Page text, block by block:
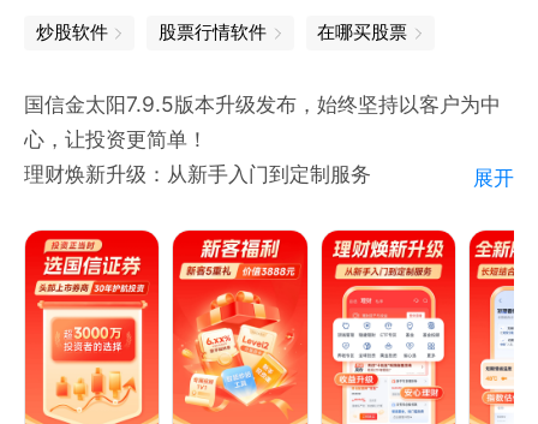
【√】炒股神器权益包：超级Level-2+神奇九转+短线
【√】7*24小时转账特权：休市也能灵活转账
【联系我们】
-企业微信：平安证券
-公众号：平安证券
-抖音号：pinganzhengquan
-客服电话：95511-8-9-1人工服务时间为交易日
9:00-18:00
炒股软件 股票行情软件 在哪买股票
国信金太阳7.9.5版本升级发布，始终坚持以客户为中
心，让投资更简单！
理财焕新升级：从新手入门到定制服务
蔚然养老服务：开创养老定投新范式
展开